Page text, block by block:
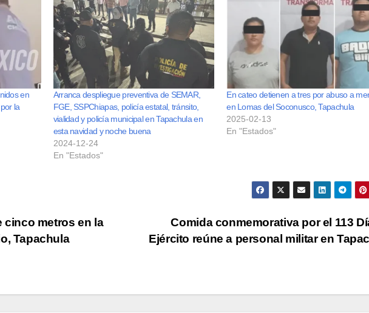
en
la
Arranca despliegue preventiva de SEMAR,
FGE, SSPChiapas, policía estatal, tránsito,
vialidad y policía municipal en Tapachula en
esta navidad y noche buena
2024-12-24
En "Estados"
En cateo detienen a tres por abuso a
en Lomas del Soconusco, Tapachula
2025-02-13
En "Estados"
Comida conmemorativa por el 113
Ejército reúne a personal militar en
cinco metros en la
Tapachula